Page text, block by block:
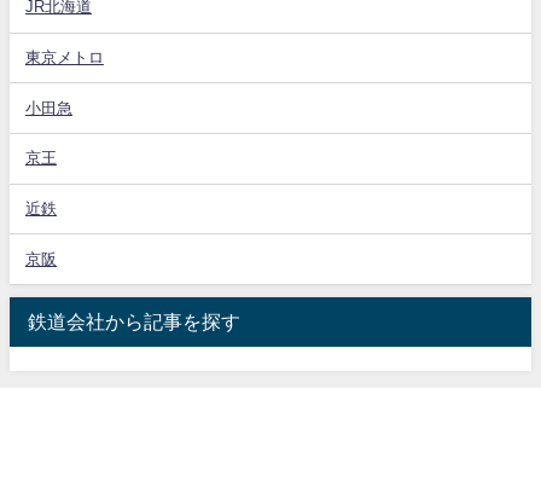
JR北海道
東京メトロ
小田急
京王
近鉄
京阪
鉄道会社から記事を探す